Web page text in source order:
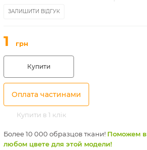
ЗАЛИШИТИ ВІДГУК
1 грн
Купити
Оплата частинами
Купити в 1 клік
Более 10 000 образцов ткани! Поможем
любом цвете для этой модели!